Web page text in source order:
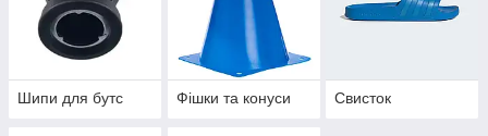
Шипи для бутс Фішки та конуси Свисток